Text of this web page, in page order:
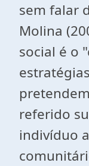
sem falar
Molina
social é o
referido
indivíduo